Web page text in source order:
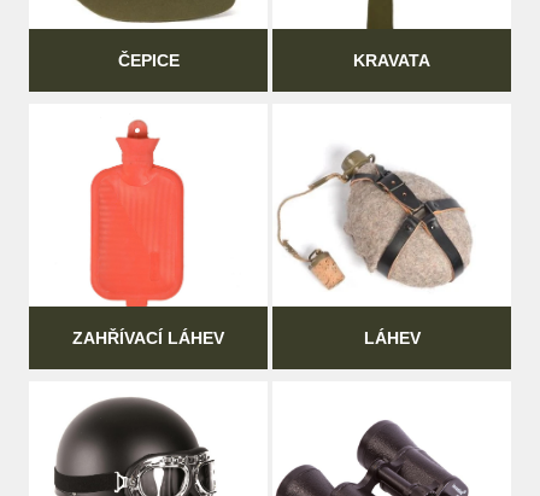
ČEPICE KRAVATA
ZAHŘÍVACÍ LÁHEV LÁHEV